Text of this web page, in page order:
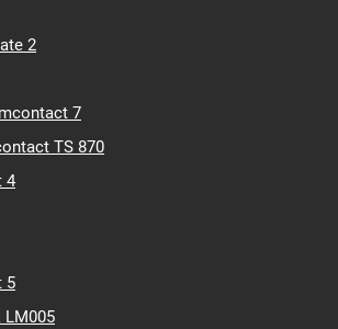
2
7
TS 870
4
5
LM005